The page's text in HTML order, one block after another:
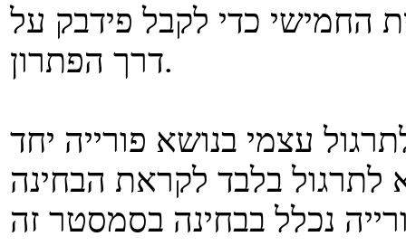
החמישי כדי לקבל פידבק על
דרך הפתרון.
עצמי בנושא פורייה יחד